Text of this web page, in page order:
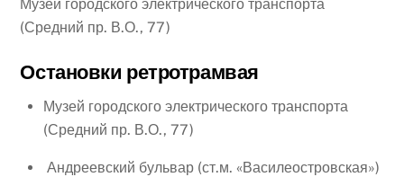
Музей городского электрического транспорта
(Средний пр. В.О., 77)
Остановки ретротрамвая
Музей городского электрического транспорта
(Средний пр. В.О., 77)
Андреевский бульвар (ст.м. «Василеостровская»)